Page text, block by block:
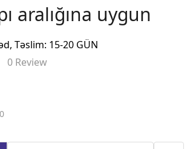
aralığına uygun
Təslim: 15-20 GÜN
0 Review